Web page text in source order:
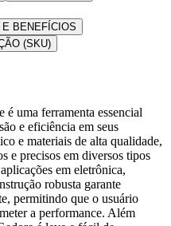
BENEFÍCIOS
(SKU)
uma ferramenta essencial
e eficiência em seus
e materiais de alta qualidade,
e precisos em diversos tipos
em eletrônica,
robusta garante
permitindo que o usuário
a performance. Além